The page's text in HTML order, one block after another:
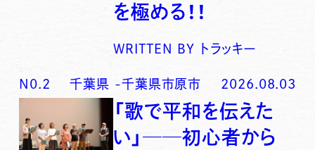
を極める！！
WRITTEN BY トラッキー
N0. 2 千葉県 -千葉県市原市 2026.08.03
「歌で平和を伝えた
い」──初心者から